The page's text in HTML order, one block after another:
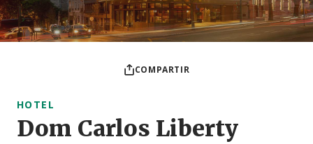
COMPARTIR
HOTEL
Dom Carlos Liberty